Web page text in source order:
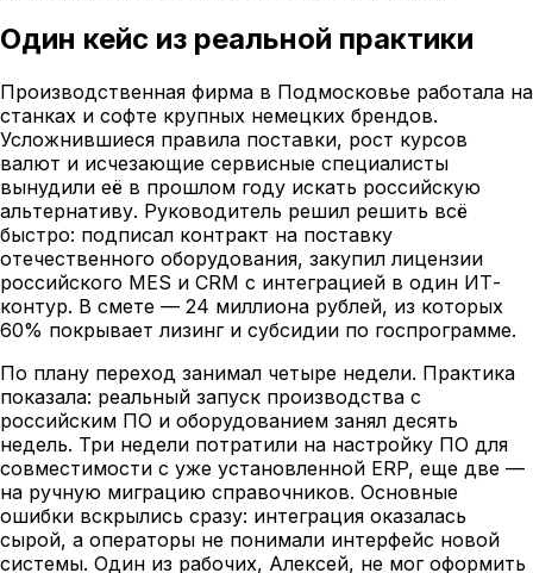
Один кейс из реальной практики
Производственная фирма в Подмосковье работала на
станках и софте крупных немецких брендов.
Усложнившиеся правила поставки, рост курсов
валют и исчезающие сервисные специалисты
вынудили её в прошлом году искать российскую
альтернативу. Руководитель решил решить всё
быстро: подписал контракт на поставку
отечественного оборудования, закупил лицензии
российского MES и CRM с интеграцией в один ИТ-
контур. В смете — 24 миллиона рублей, из которых
60% покрывает лизинг и субсидии по госпрограмме.
По плану переход занимал четыре недели. Практика
показала: реальный запуск производства с
российским ПО и оборудованием занял десять
недель. Три недели потратили на настройку ПО для
совместимости с уже установленной ERP, еще две —
на ручную миграцию справочников. Основные
ошибки вскрылись сразу: интеграция оказалась
сырой, а операторы не понимали интерфейс новой
системы. Один из рабочих, Алексей, не мог оформить